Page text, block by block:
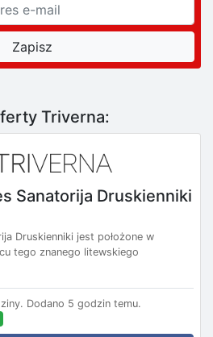
Triverna:
Sanatorija Druskienniki
Druskienniki jest położone w
tego znanego litewskiego
Dodano 5 godzin temu.